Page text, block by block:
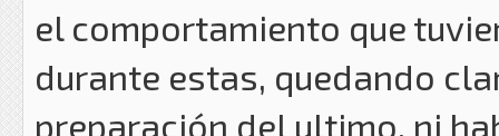
el comportamiento que
durante estas, quedando
preparación del ultimo, ni